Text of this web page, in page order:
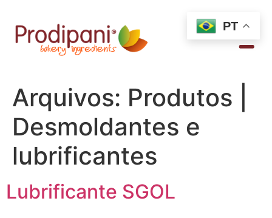
Arquivos: Produtos |
Desmoldantes e
lubrificantes
Lubrificante SGOL
PT